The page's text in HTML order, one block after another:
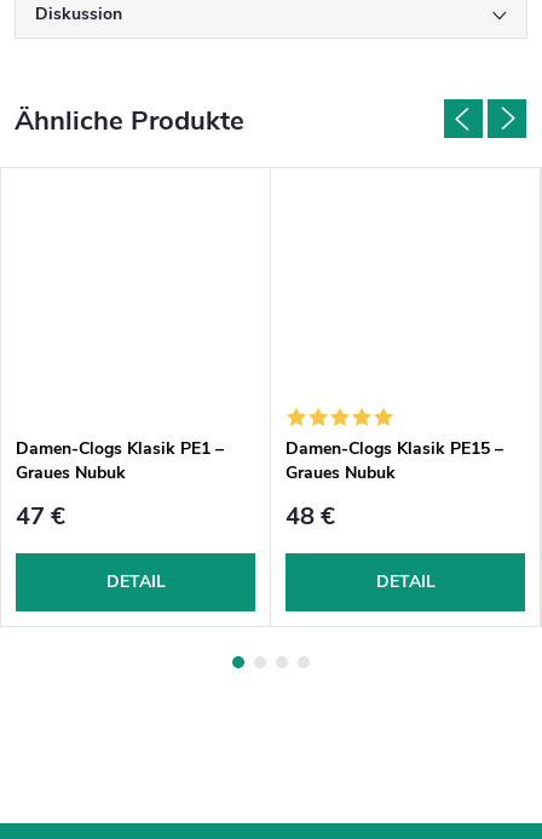
Diskussion
Damen-Clogs Klasik PE1 –
Graues Nubuk
47 €
DETAIL
Damen-Clogs Klasik PE15 –
Graues Nubuk
48 €
DETAIL